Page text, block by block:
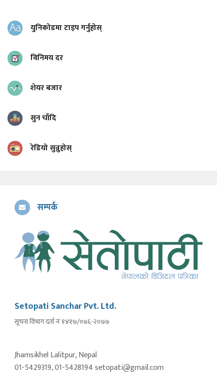
युनिकोडमा टाइप गर्नुहोस्
विनिमय दर
शेयर बजार
सुन चाँदि
रेडियो सुन्नुहोस्
सम्पर्क
Setopati Sanchar Pvt. Ltd.
सूचना विभाग दर्ता नंः १४१७/०७६-२०७७
Jhamsikhel Lalitpur, Nepal
01-5429319, 01-5428194 setopati@gmail.com